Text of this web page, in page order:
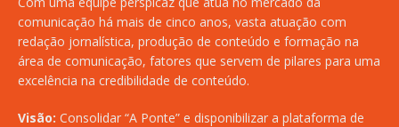
comunicação há mais de cinco anos, vasta atuação com
redação jornalística, produção de conteúdo e formação na
área de comunicação, fatores que servem de pilares para uma
excelência na credibilidade de conteúdo.
Visão: Consolidar “A Ponte” e disponibilizar a plataforma de